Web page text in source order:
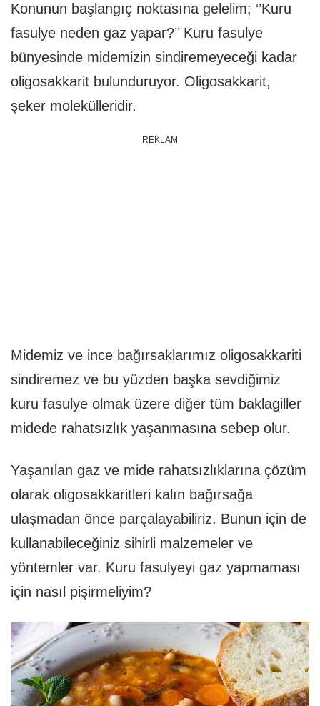
Konunun başlangıç noktasına gelelim; ‘’Kuru
fasulye neden gaz yapar?’’ Kuru fasulye
bünyesinde midemizin sindiremeyeceği kadar
oligosakkarit bulunduruyor. Oligosakkarit,
şeker molekülleridir.
REKLAM
Midemiz ve ince bağırsaklarımız oligosakkariti
sindiremez ve bu yüzden başka sevdiğimiz
kuru fasulye olmak üzere diğer tüm baklagiller
midede rahatsızlık yaşanmasına sebep olur.
Yaşanılan gaz ve mide rahatsızlıklarına çözüm
olarak oligosakkaritleri kalın bağırsağa
ulaşmadan önce parçalayabiliriz. Bunun için de
kullanabileceğiniz sihirli malzemeler ve
yöntemler var. Kuru fasulyeyi gaz yapmaması
için nasıl pişirmeliyim?